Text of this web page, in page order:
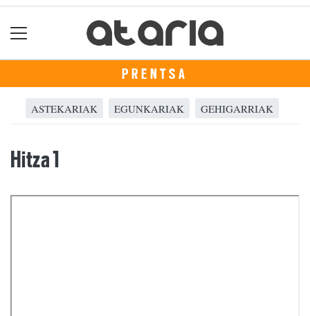
PRENTSA
ASTEKARIAK EGUNKARIAK GEHIGARRIAK
Hitza 1